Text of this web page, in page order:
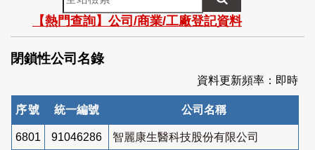
站
檢
索
【熱門查詢】公司/商業/工廠登記資料
閉鎖性公司名錄
資料更新頻率：即時
序號 統一編號 公司名稱
6801 91046286 智麗康生醫科技股份有限公司